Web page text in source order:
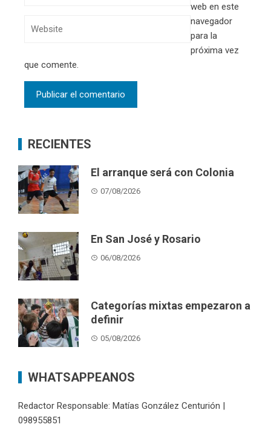
web en este
navegador
para la
próxima vez
que comente.
RECIENTES
El arranque será con Colonia
07/08/2026
En San José y Rosario
06/08/2026
Categorías mixtas empezaron a
definir
05/08/2026
WHATSAPPEANOS
Redactor Responsable: Matías González Centurión |
098955851